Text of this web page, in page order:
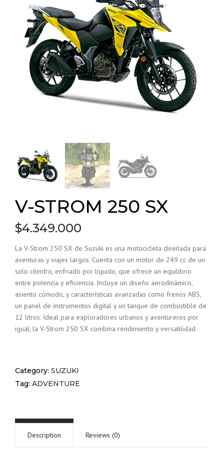
V-STROM 250 SX
$4.349.000
La V-Strom 250 SX de Suzuki es una motocicleta diseñada para
aventuras y viajes largos. Cuenta con un motor de 249 cc de un
solo cilindro, enfriado por líquido, que ofrece un equilibrio
entre potencia y eficiencia. Incluye un diseño aerodinámico,
asiento cómodo, y características avanzadas como frenos ABS,
un panel de instrumentos digital y un tanque de combustible de
12 litros. Ideal para exploradores urbanos y aventureros por
igual, la V-Strom 250 SX combina rendimiento y versatilidad.
Category: SUZUKI
Tag: ADVENTURE
Description Reviews (0)